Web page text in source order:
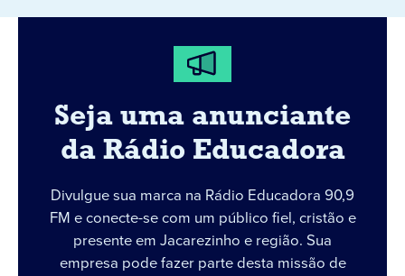
Seja uma anunciante
da Rádio Educadora
Divulgue sua marca na Rádio Educadora 90,9
FM e conecte-se com um público fiel, cristão e
presente em Jacarezinho e região. Sua
empresa pode fazer parte desta missão de